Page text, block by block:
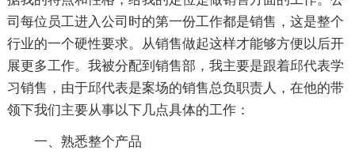
司每位员工进入公司时的第一份工作都是销售，这是整个
行业的一个硬性要求。从销售做起这样才能够方便以后开
展更多工作。我被分配到销售部，我主要是跟着邱代表学
习销售，由于邱代表是案场的销售总负职责人，在他的带
领下我们主要从事以下几点具体的工作：
一、熟悉整个产品